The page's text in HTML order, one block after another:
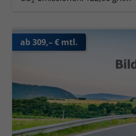
ab 309,– € mtl.